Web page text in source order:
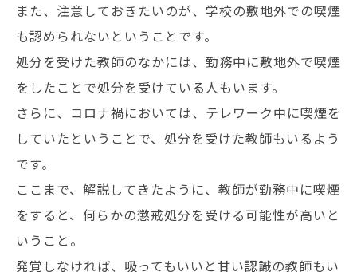
また、注意しておきたいのが、学校の敷地外での喫煙
も認められないということです。
処分を受けた教師のなかには、勤務中に敷地外で喫煙
をしたことで処分を受けている人もいます。
さらに、コロナ禍においては、テレワーク中に喫煙を
していたということで、処分を受けた教師もいるよう
です。
ここまで、解説してきたように、教師が勤務中に喫煙
をすると、何らかの懲戒処分を受ける可能性が高いと
いうこと。
発覚しなければ、吸ってもいいと甘い認識の教師もい